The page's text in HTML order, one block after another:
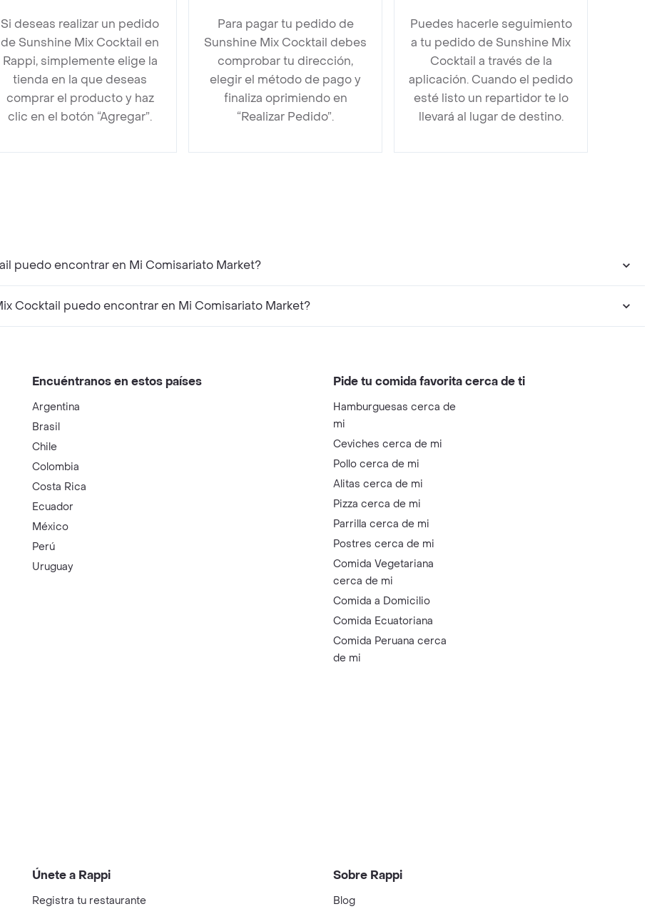
Si deseas realizar un pedido
de Sunshine Mix Cocktail en
Rappi, simplemente elige la
tienda en la que deseas
comprar el producto y haz
clic en el botón “Agregar”.
Para pagar tu pedido de
Sunshine Mix Cocktail debes
comprobar tu dirección,
elegir el método de pago y
finaliza oprimiendo en
“Realizar Pedido”.
Puedes hacerle seguimiento
a tu pedido de Sunshine Mix
Cocktail a través de la
aplicación. Cuando el pedido
esté listo un repartidor te lo
llevará al lugar de destino.
¿Qué productos similares a Sunshine Mix Cocktail puedo encontrar en Mi Comisariato Market?
¿Qué productos complementarios a Sunshine Mix Cocktail puedo encontrar en Mi Comisariato Market?
Encuéntranos en estos países
Argentina
Brasil
Chile
Colombia
Costa Rica
Ecuador
México
Perú
Uruguay
Pide tu comida favorita cerca de ti
Hamburguesas cerca de
mi
Ceviches cerca de mi
Pollo cerca de mi
Alitas cerca de mi
Pizza cerca de mi
Parrilla cerca de mi
Postres cerca de mi
Comida Vegetariana
cerca de mi
Comida a Domicilio
Comida Ecuatoriana
Comida Peruana cerca
de mi
Únete a Rappi
Registra tu restaurante
Sobre Rappi
Blog